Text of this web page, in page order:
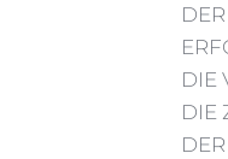
DIE
DIE